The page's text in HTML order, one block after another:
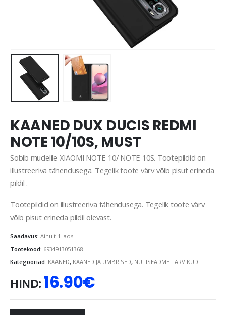
KAANED DUX DUCIS REDMI
NOTE 10/10S, MUST
Sobib mudelile XIAOMI NOTE 10/ NOTE 10S. Tootepildid on
illustreeriva tähendusega. Tegelik toote värv võib pisut erineda
pildil .
Tootepildid on illustreeriva tähendusega. Tegelik toote värv
võib pisut erineda pildil olevast.
Saadavus: Ainult 1 laos
Tootekood: 6934913051368
Kategooriad: KAANED, KAANED JA ÜMBRISED, NUTISEADME TARVIKUD
HIND:16.90€